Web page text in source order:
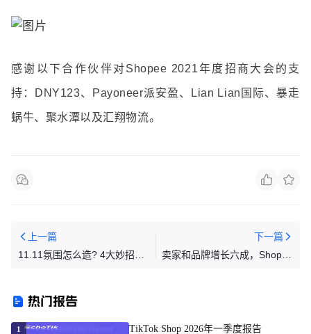
感谢以下合作伙伴对Shopee 2021年度招商大会的支
持： DNY123、Payoneer派安盈、Lian Lian国际、暴走
蜗牛、聚水潭以及汇翔物流。
上一篇
11.11氛围怎么造? 4大妙招让
下一篇
卖家和品牌增长六成，Shopee
热门报告
1 TikTok Shop 2026年一季度报告